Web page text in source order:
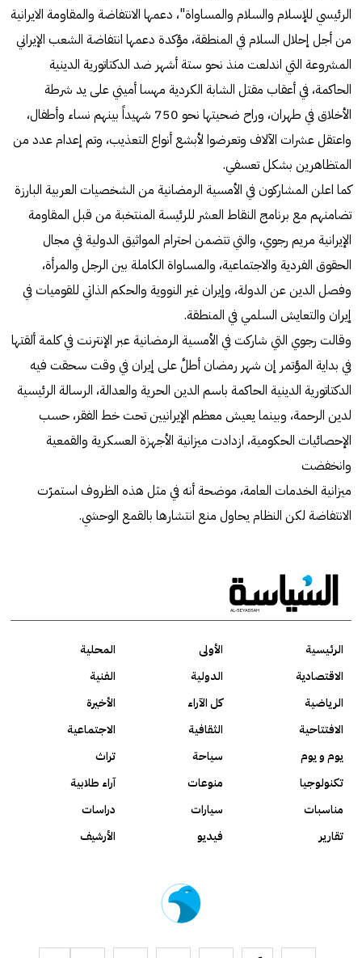
الرئیسي للإسلام والسلام والمساواة"، دعمها الانتفاضة والمقاومة الايرانية
من أجل إحلال السلام في المنطقة، مؤكدة دعمها انتفاضة الشعب الإيراني
المشروعة التي اندلعت منذ نحو ستة أشهر ضد الدكتاتورية الدينية
الحاكمة، في أعقاب مقتل الشابة الكردية مهسا أميني على يد شرطة
الأخلاق في طهران، وراح ضحيتها نحو 750 شهيداً بينهم نساء وأطفال،
واعتقل عشرات الآلاف وتعرضوا لأبشع أنواع التعذيب، وتم إعدام عدد من
المتظاهرين بشكل تعسفي.
كما اعلن المشاركون في الأمسية الرمضانية من الشخصيات العربية البارزة
تضامنهم مع برنامج النقاط العشر للرئيسة المنتخبة من قبل المقاومة
الإيرانية مريم رجوي، والتي تتضمن احترام المواثيق الدولية في مجال
الحقوق الفردية والاجتماعية، والمساواة الكاملة بين الرجل والمرأة،
وفصل الدين عن الدولة، وإيران غير النووية والحكم الذاتي للقوميات في
إيران والتعایش السلمي في المنطقة.
وقالت رجوي التي شاركت في الأمسية الرمضانية عبر الإنترنت في كلمة ألقتها
في بداية المؤتمر إن شهر رمضان أطلَّ على إيران في وقت سحقت فيه
الدكتاتورية الدينية الحاكمة باسم الدين الحرية والعدالة، الرسالة الرئيسية
لدين الرحمة، وبینما يعيش معظم الإيرانيين تحت خط الفقر، حسب
الإحصائيات الحكومية، ازدادت ميزانية الأجهزة العسكرية والقمعية
وانخفضت
ميزانية الخدمات العامة، موضحة أنه في مثل هذه الظروف استمرّت
الانتفاضة لكن النظام یحاول منع انتشارها بالقمع الوحشي.
الرئيسية الأولى
المحلية
الاقتصادية
الدولية
الفنية
الرياضية
كل الآراء
الأخيرة
الافتتاحية
الثقافية
الاجتماعية
يوم و يوم
سياحة
تراث
تكنولوجيا
منوعات
آراء طلابية
مناسبات
سيارات
دراسات
تقارير
فيديو الأرشيف